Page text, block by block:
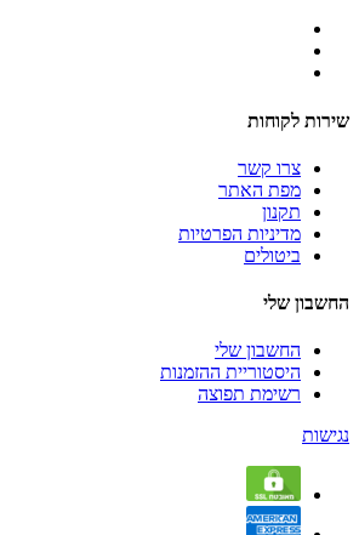
שירות לקוחות
צרו קשר
מפת האתר
תקנון
מדיניות הפרטיות
ביטולים
החשבון שלי
החשבון שלי
היסטוריית ההזמנות
רשימת תפוצה
נגישות